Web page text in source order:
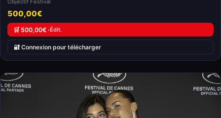
Objectif Festival
500,00€
🛒 500,00€ ·Édit.
🔐 Connexion pour télécharger